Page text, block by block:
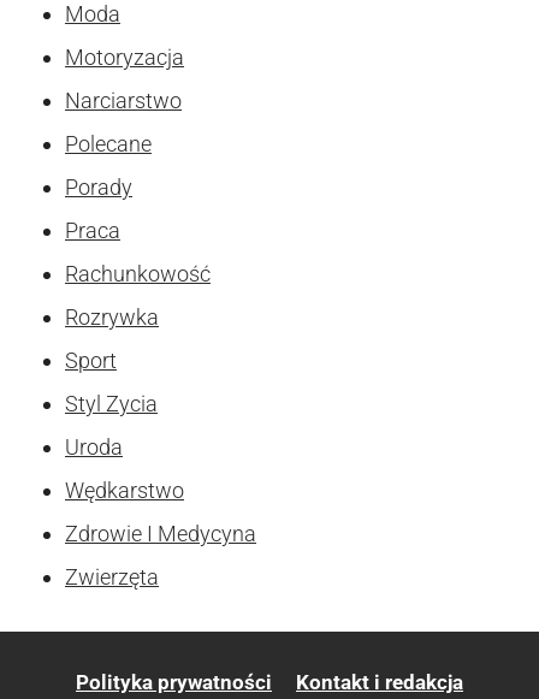
Moda
Motoryzacja
Narciarstwo
Polecane
Porady
Praca
Rachunkowość
Rozrywka
Sport
Styl Zycia
Uroda
Wędkarstwo
Zdrowie I Medycyna
Zwierzęta
Polityka prywatności Kontakt i redakcja